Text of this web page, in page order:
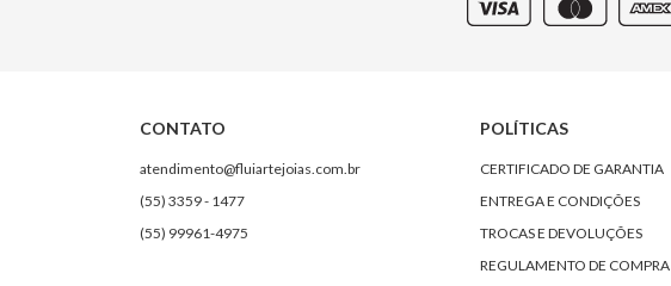
CONTATO
atendimento@fluiartejoias.com.br
(55) 3359 - 1477
(55) 99961-4975
POLÍTICAS
CERTIFICADO DE GARANTIA
ENTREGA E CONDIÇÕES
TROCAS E DEVOLUÇÕES
REGULAMENTO DE COMPRA